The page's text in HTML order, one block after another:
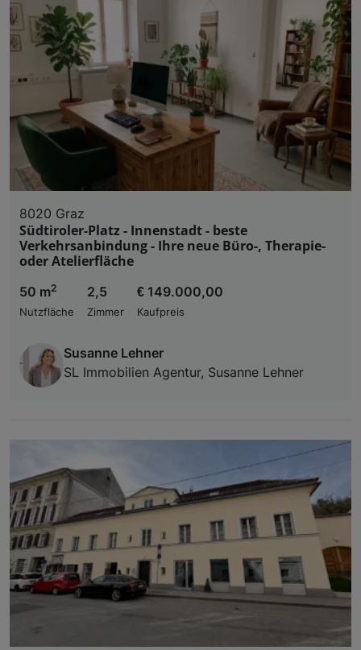
8020 Graz
Südtiroler-Platz - Innenstadt - beste
Verkehrsanbindung - Ihre neue Büro-, Therapie-
oder Atelierfläche
50 m2
Nutzfläche
2,5
Zimmer
€ 149.000,00
Kaufpreis
Susanne Lehner
SL Immobilien Agentur, Susanne Lehner